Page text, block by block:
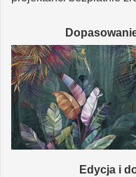
Edycja i